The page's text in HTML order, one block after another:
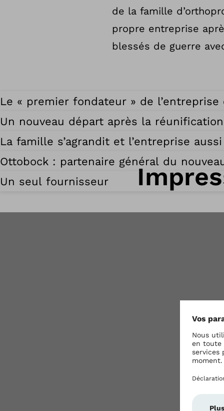
de la famille
propre entreprise
blessés de guerre
Le « premier fondateur » de l’entreprise
Un nouveau départ après la réunification
La famille s’agrandit et l’entreprise aussi
Ottobock : partenaire général du
Un seul fournisseur